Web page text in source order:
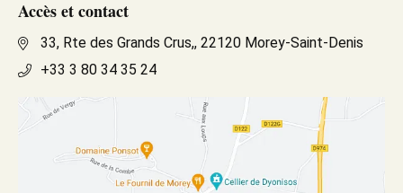
Accès et contact
33, Rte des Grands Crus,, 22120 Morey-Saint-Denis
+33 3 80 34 35 24